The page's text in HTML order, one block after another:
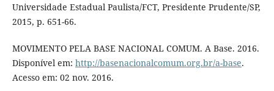
Universidade Estadual Paulista/FCT, Presidente Prudente/SP,
2015, p. 651-66.
MOVIMENTO PELA BASE NACIONAL COMUM. A Base. 2016.
Disponível em: http://basenacionalcomum.org.br/a-base.
Acesso em: 02 nov. 2016.